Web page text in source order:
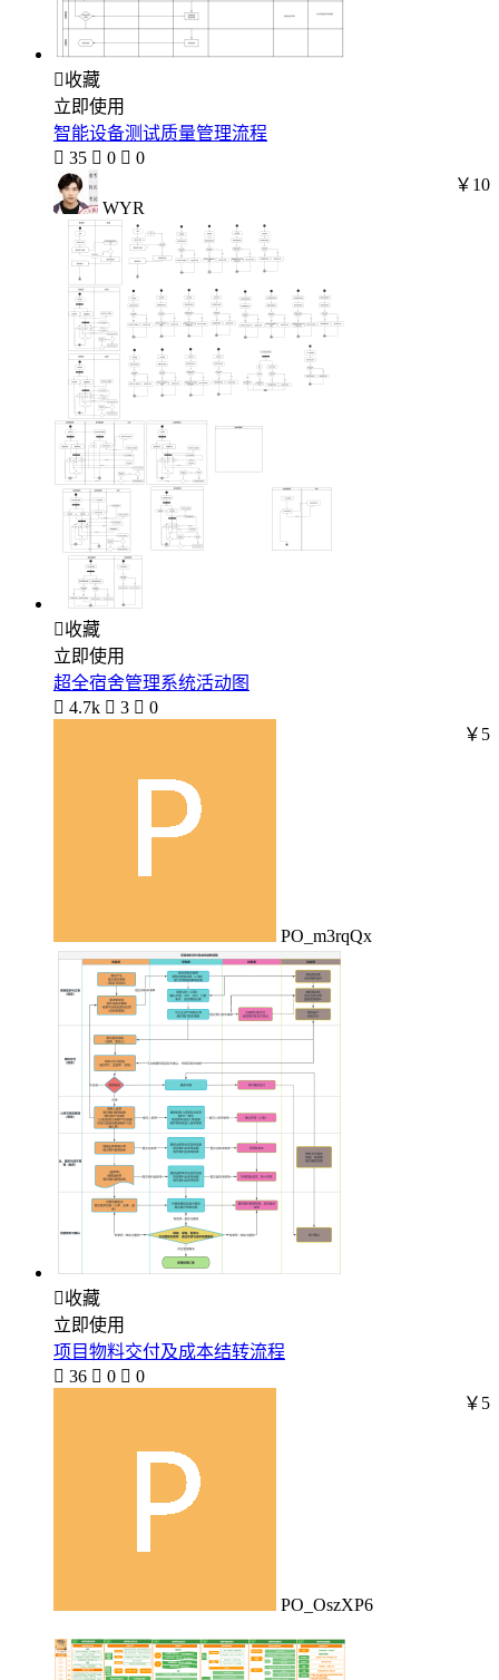
收藏
立即使用
智能设备测试质量管理流程
 35  0  0
WYR
￥10
收藏
立即使用
超全宿舍管理系统活动图
 4.7k  3  0
PO_m3rqQx
￥5
收藏
立即使用
项目物料交付及成本结转流程
 36  0  0
PO_OszXP6
￥5